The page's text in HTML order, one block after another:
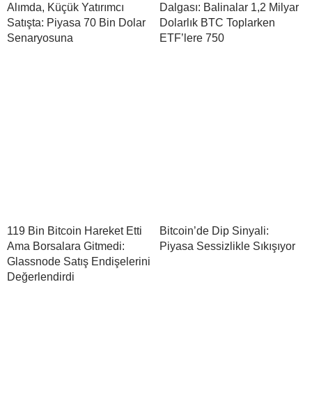
Alımda, Küçük Yatırımcı
Satışta: Piyasa 70 Bin Dolar
Senaryosuna
Dalgası: Balinalar 1,2 Milyar
Dolarlık BTC Toplarken
ETF’lere 750
119 Bin Bitcoin Hareket Etti
Ama Borsalara Gitmedi:
Glassnode Satış Endişelerini
Değerlendirdi
Bitcoin’de Dip Sinyali:
Piyasa Sessizlikle Sıkışıyor